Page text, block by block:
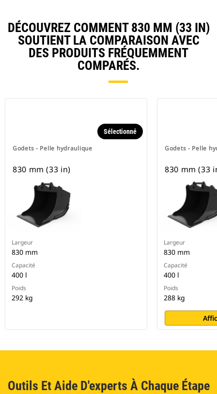
DÉCOUVREZ COMMENT 830 MM (33 IN)
SOUTIENT LA COMPARAISON AVEC
DES PRODUITS FRÉQUEMMENT
COMPARÉS.
Godets - Pelle hydraulique
Sélectionné
830 mm (33 in)
Largeur
830 mm
Capacité
400 l
Poids
292 kg
Godets - Pelle
830 mm (33
Largeur
830 mm
Capacité
400 l
Poids
288 kg
Outils Et Aide D'experts À Chaque Étape